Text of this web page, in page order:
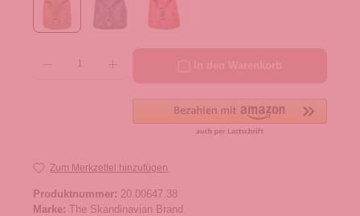
Zum Merkzettel hinzufügen
Produktnummer: 20.00647.38
Marke: The Skandinavian Brand